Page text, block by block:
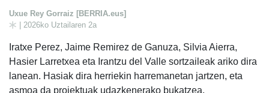
Uxue Rey Gorraiz [BERRIA.eus]
| 2026ko Uztailaren 2a
Iratxe Perez, Jaime Remirez de Ganuza, Silvia Aierra,
Hasier Larretxea eta Irantzu del Valle sortzaileak ariko dira
lanean. Hasiak dira herriekin harremanetan jartzen, eta
asmoa da proiektuak udazkenerako bukatzea.